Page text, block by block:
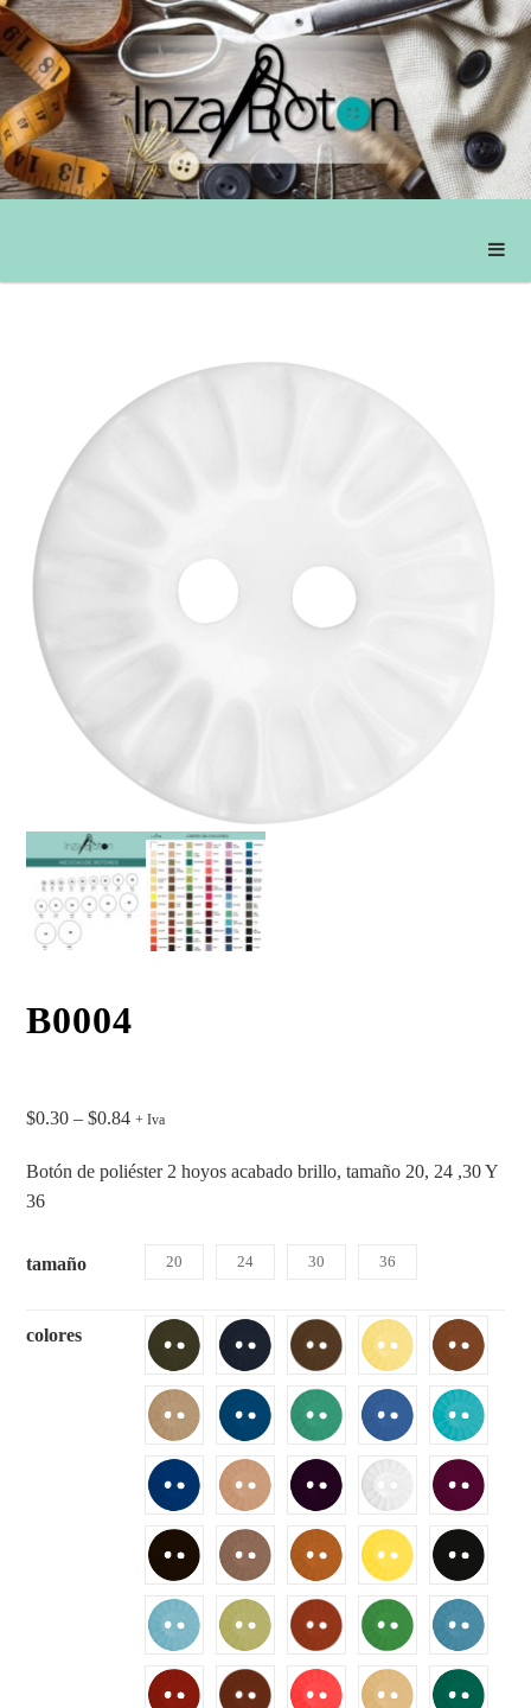
B0004
$0.30 – $0.84 + Iva
Botón de poliéster 2 hoyos acabado brillo, tamaño 20, 24 ,30 Y
36
tamaño 20 24 30 36
colores